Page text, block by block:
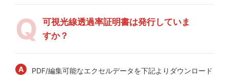
可視光線透過率証明書は発行していま
すか？
PDF/編集可能なエクセルデータを下記よりダウンロード